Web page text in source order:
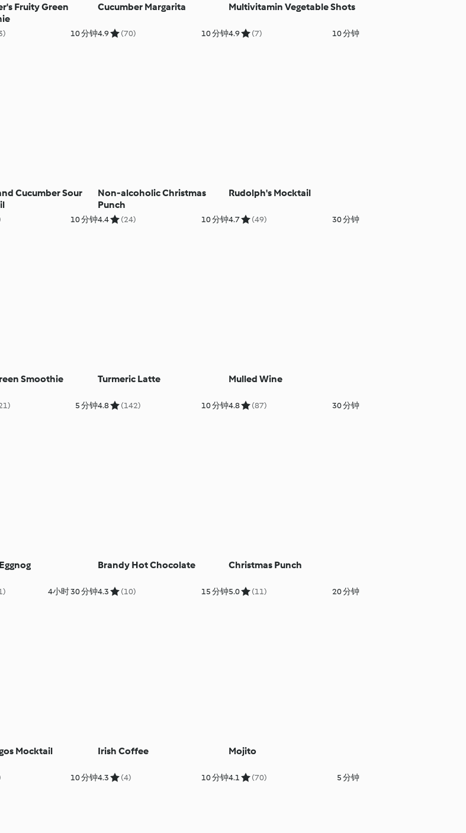
Fruity Green
10 分钟
Cucumber Margarita
4.9 (70) 10 分钟
Multivitamin Vegetable Shots
4.9 (7) 10 分钟
Cucumber Sour
10 分钟
Non-alcoholic Christmas
Punch
4.4 (24) 10 分钟
Rudolph's Mocktail
4.7 (49) 30 分钟
Smoothie
5 分钟
Turmeric Latte
4.8 (142) 10 分钟
Mulled Wine
4.8 (87) 30 分钟
4小时 30 分钟
Brandy Hot Chocolate
4.3 (10) 15 分钟
Christmas Punch
5.0 (11) 20 分钟
Mocktail
10 分钟
Irish Coffee
4.3 (4) 10 分钟
Mojito
4.1 (70) 5 分钟